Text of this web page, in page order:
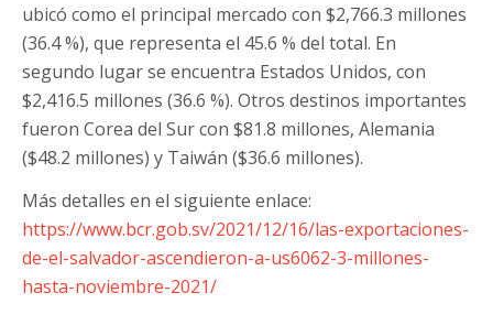
ubicó como el principal mercado con $2,766.3 millones
(36.4 %), que representa el 45.6 % del total. En
segundo lugar se encuentra Estados Unidos, con
$2,416.5 millones (36.6 %). Otros destinos importantes
fueron Corea del Sur con $81.8 millones, Alemania
($48.2 millones) y Taiwán ($36.6 millones).
Más detalles en el siguiente enlace:
https://www.bcr.gob.sv/2021/12/16/las-exportaciones-
de-el-salvador-ascendieron-a-us6062-3-millones-
hasta-noviembre-2021/